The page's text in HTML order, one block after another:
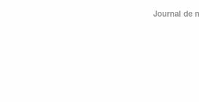
Journal de